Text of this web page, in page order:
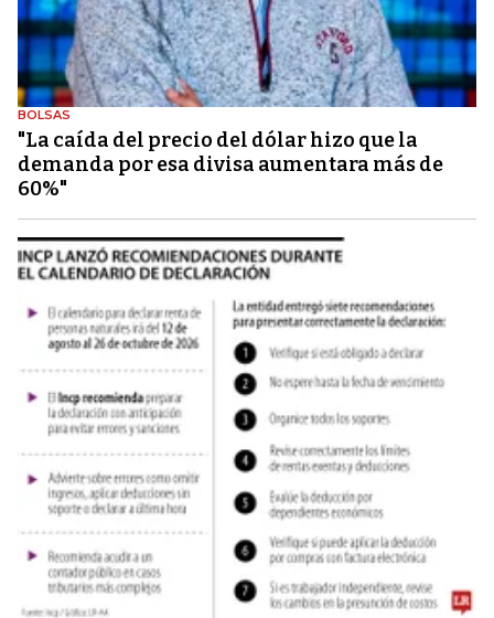
BOLSAS
"La caída del precio del dólar hizo que la
demanda por esa divisa aumentara más de
60%"